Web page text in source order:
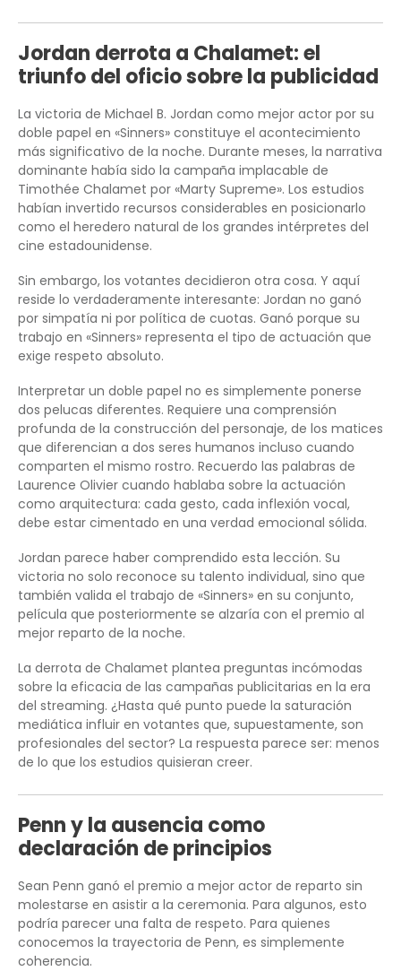
Jordan derrota a Chalamet: el
triunfo del oficio sobre la publicidad
La victoria de Michael B. Jordan como mejor actor por su
doble papel en «Sinners» constituye el acontecimiento
más significativo de la noche. Durante meses, la narrativa
dominante había sido la campaña implacable de
Timothée Chalamet por «Marty Supreme». Los estudios
habían invertido recursos considerables en posicionarlo
como el heredero natural de los grandes intérpretes del
cine estadounidense.
Sin embargo, los votantes decidieron otra cosa. Y aquí
reside lo verdaderamente interesante: Jordan no ganó
por simpatía ni por política de cuotas. Ganó porque su
trabajo en «Sinners» representa el tipo de actuación que
exige respeto absoluto.
Interpretar un doble papel no es simplemente ponerse
dos pelucas diferentes. Requiere una comprensión
profunda de la construcción del personaje, de los matices
que diferencian a dos seres humanos incluso cuando
comparten el mismo rostro. Recuerdo las palabras de
Laurence Olivier cuando hablaba sobre la actuación
como arquitectura: cada gesto, cada inflexión vocal,
debe estar cimentado en una verdad emocional sólida.
Jordan parece haber comprendido esta lección. Su
victoria no solo reconoce su talento individual, sino que
también valida el trabajo de «Sinners» en su conjunto,
película que posteriormente se alzaría con el premio al
mejor reparto de la noche.
La derrota de Chalamet plantea preguntas incómodas
sobre la eficacia de las campañas publicitarias en la era
del streaming. ¿Hasta qué punto puede la saturación
mediática influir en votantes que, supuestamente, son
profesionales del sector? La respuesta parece ser: menos
de lo que los estudios quisieran creer.
Penn y la ausencia como
declaración de principios
Sean Penn ganó el premio a mejor actor de reparto sin
molestarse en asistir a la ceremonia. Para algunos, esto
podría parecer una falta de respeto. Para quienes
conocemos la trayectoria de Penn, es simplemente
coherencia.